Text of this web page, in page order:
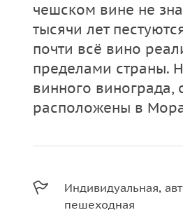
чешском вине не
тысячи лет
почти всё вино
пределами страны.
винного винограда,
расположены в
Индивидуальная,
пешеходная